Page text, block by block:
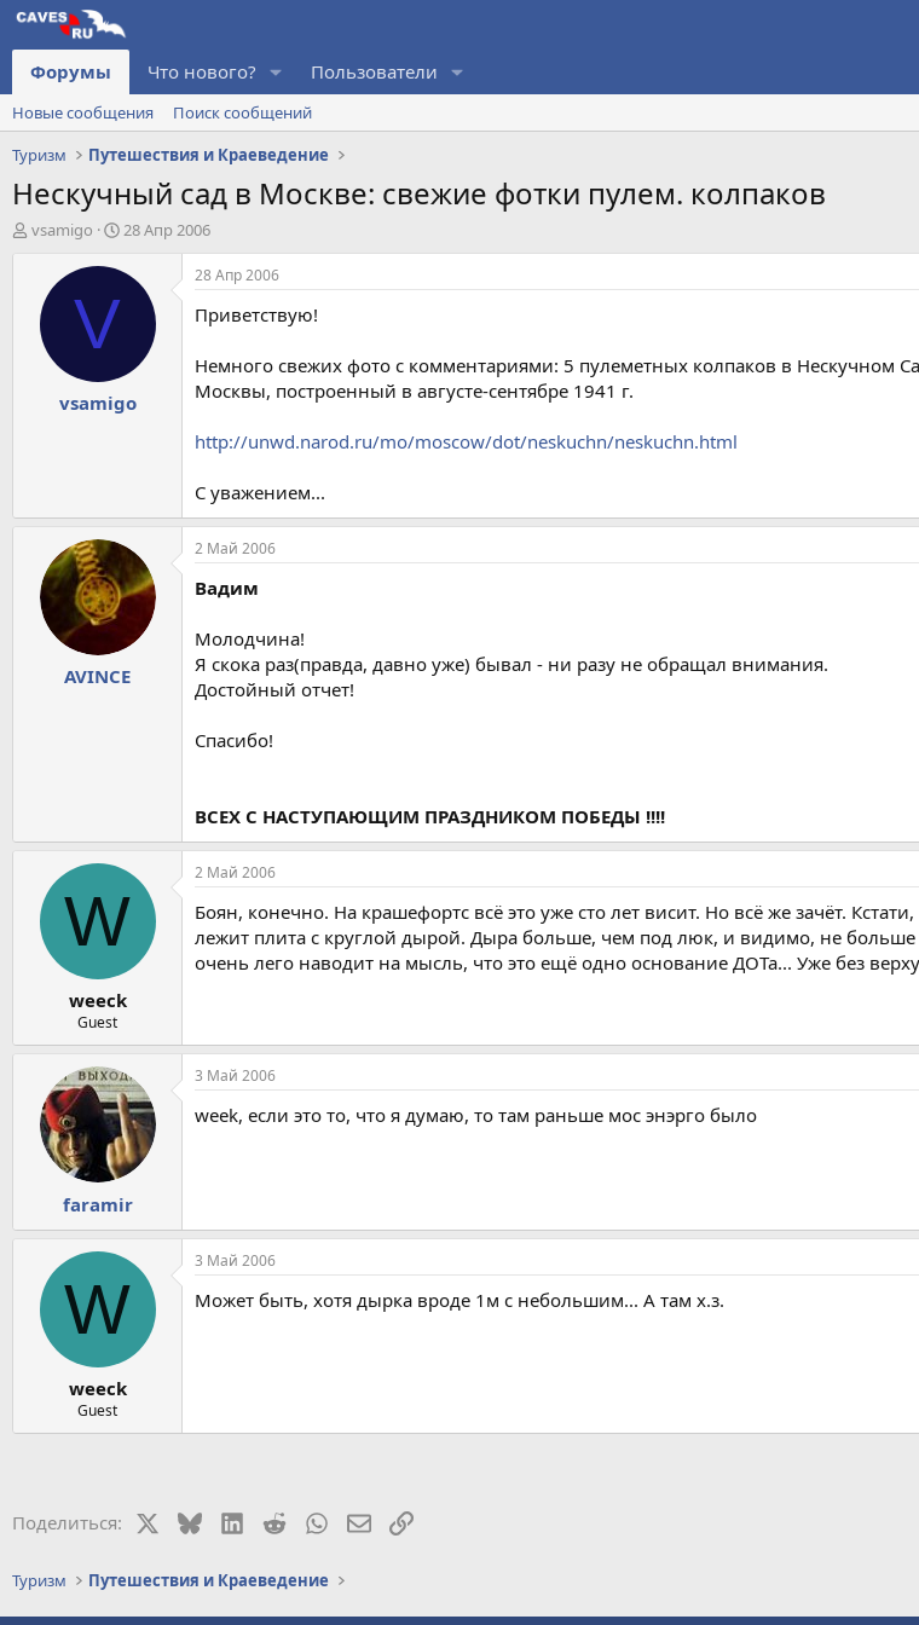
Форумы Что нового? Пользователи
Новые сообщения
Поиск сообщений
Туризм
Путешествия и Краеведение
Нескучный сад в Москве: свежие фотки пулем. колпаков
А
vsamigo
Д
т
а
л
28 Апр 2006
V
vsamigo
28 Апр 2006
Приветствую!
Немного свежих фото с комментариями: 5 пулеметных колпаков в Нескучном
Москвы, построенный в августе-сентябре 1941 г.
http://unwd.narod.ru/mo/moscow/dot/neskuchn/neskuchn.html
С уважением...
AVINCE
2 Май 2006
Вадим
Молодчина!
Я скока раз(правда, давно уже) бывал - ни разу не обращал внимания.
Достойный отчет!
Спасибо!
ВСЕХ С НАСТУПАЮЩИМ ПРАЗДНИКОМ ПОБЕДЫ !!!!
W
weeck
Guest
2 Май 2006
Боян, конечно. На крашефортс всё это уже сто лет висит. Но всё же зачёт.
лежит плита с круглой дырой. Дыра больше, чем под люк, и видимо, не больше
очень лего наводит на мысль, что это ещё одно основание ДОТа... Уже без
faramir
3 Май 2006
week, если это то, что я думаю, то там раньше мос энэрго было
W
weeck
Guest
3 Май 2006
Может быть, хотя дырка вроде 1м с небольшим... А там х.з.
Поделиться: BlueskyLinkedIn
Reddit WhatsApp
Электронная почта
Ссылка
Туризм Путешествия и Краеведение